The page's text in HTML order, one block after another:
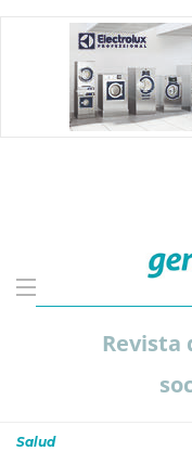
Revista
Salud